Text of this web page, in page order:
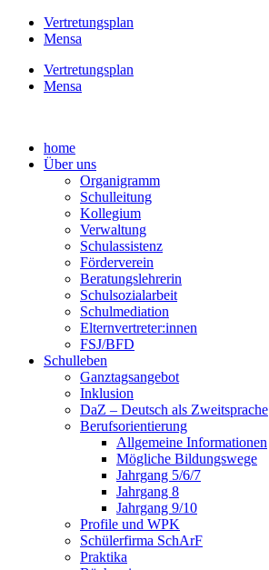
Vertretungsplan
Mensa
Vertretungsplan
Mensa
home
Über uns
Organigramm
Schulleitung
Kollegium
Verwaltung
Schulassistenz
Förderverein
Beratungslehrerin
Schulsozialarbeit
Schulmediation
Elternvertreter:innen
FSJ/BFD
Schulleben
Ganztagsangebot
Inklusion
DaZ – Deutsch als Zweitsprache
Berufsorientierung
Allgemeine Informationen
Mögliche Bildungswege
Jahrgang 5/6/7
Jahrgang 8
Jahrgang 9/10
Profile und WPK
Schülerfirma SchArF
Praktika